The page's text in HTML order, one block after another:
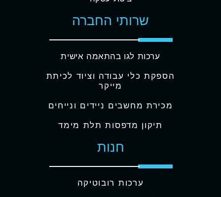
שרותי החברה
ערכות לגו בהתאמה אישית
הספקת כלי עבודה וציוד לכיתת
מייקר
מכירת מחשבים ניידים ונייחים
תיקון מדפסות תלת מימד
חנות
ערכות רובוטיקה